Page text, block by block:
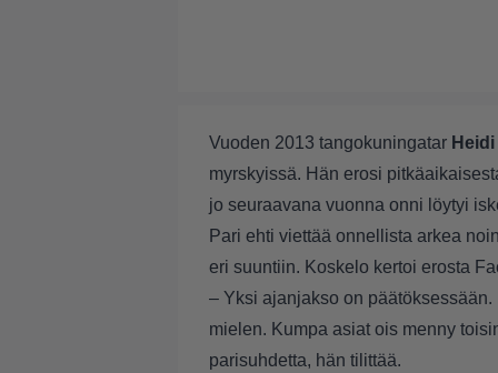
Vuoden 2013 tangokuningatar
myrskyissä. Hän erosi
jo seuraavana vuonna onni löytyi
Pari ehti viettää onnellista arkea
eri suuntiin. Koskelo kertoi erosta
– Yksi ajanjakso on
mielen. Kumpa asiat ois menny
parisuhdetta, hän tilittää.